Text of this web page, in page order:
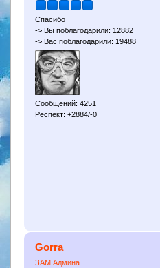
Спасибо
-> Вы поблагодарили: 12882
-> Вас поблагодарили: 19488
Сообщений: 4251
Респект: +2884/-0
Gorra
ЗАМ Админа